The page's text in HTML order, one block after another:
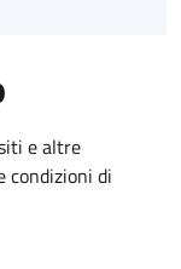
e altre
condizioni di